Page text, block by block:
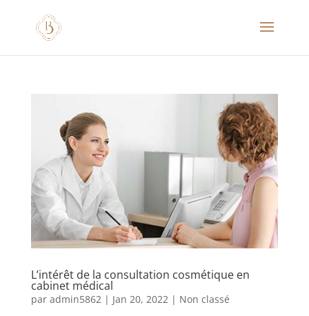
L’intérêt de la consultation cosmétique en
cabinet médical
par admin5862| Jan 20, 2022| Non classé